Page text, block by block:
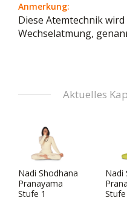
Anmerkung:
Diese Atemtechnik
Wechselatmung,
Aktuelles
Nadi Shodhana
Pranayama
Stufe 1
Nadi